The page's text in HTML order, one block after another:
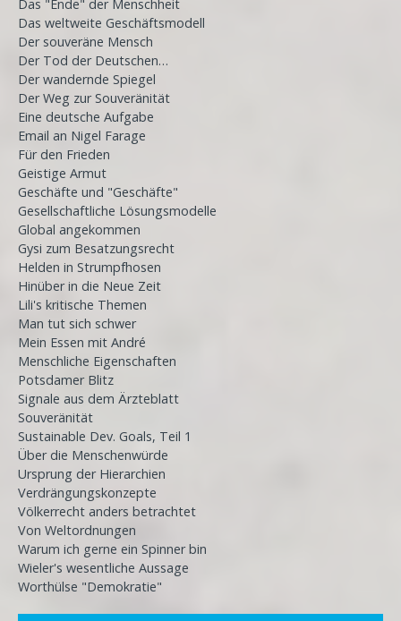
Das "Ende" der Menschheit
Das weltweite Geschäftsmodell
Der souveräne Mensch
Der Tod der Deutschen…
Der wandernde Spiegel
Der Weg zur Souveränität
Eine deutsche Aufgabe
Email an Nigel Farage
Für den Frieden
Geistige Armut
Geschäfte und "Geschäfte"
Gesellschaftliche Lösungsmodelle
Global angekommen
Gysi zum Besatzungsrecht
Helden in Strumpfhosen
Hinüber in die Neue Zeit
Lili's kritische Themen
Man tut sich schwer
Mein Essen mit André
Menschliche Eigenschaften
Potsdamer Blitz
Signale aus dem Ärzteblatt
Souveränität
Sustainable Dev. Goals, Teil 1
Über die Menschenwürde
Ursprung der Hierarchien
Verdrängungskonzepte
Völkerrecht anders betrachtet
Von Weltordnungen
Warum ich gerne ein Spinner bin
Wieler's wesentliche Aussage
Worthülse "Demokratie"